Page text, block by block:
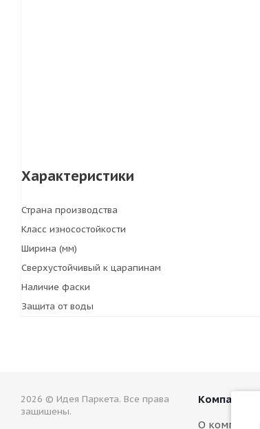
Характеристики
Страна производства
Класс износостойкости
Ширина (мм)
Сверхустойчивый к царапинам
Наличие фаски
Защита от воды
2026 © Идея Паркета. Все права
защишены.
Компания
О компании